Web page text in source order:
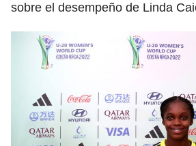
sobre el desempeño de Linda